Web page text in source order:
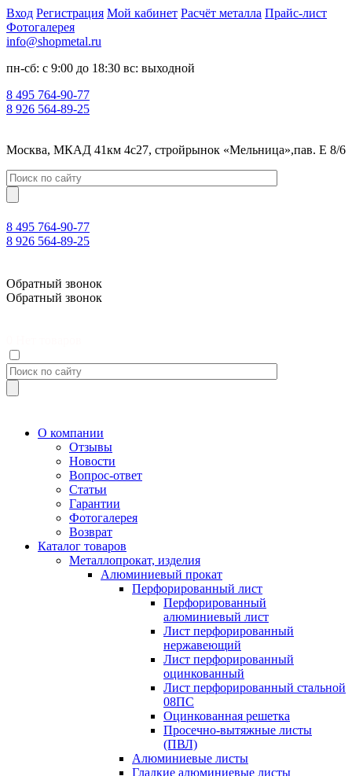
Вход Регистрация Мой кабинет Расчёт металла Прайс-лист
Фотогалерея
info@shopmetal.ru
пн-сб: с 9:00 до 18:30 вс: выходной
8 495 764-90-77
8 926 564-89-25
Москва, МКАД 41км 4с27, стройрынок «Мельница»,пав. Е 8/6
8 495 764-90-77
8 926 564-89-25
Обратный звонок
Обратный звонок
О компании
Отзывы
Новости
Вопрос-ответ
Статьи
Гарантии
Фотогалерея
Возврат
Каталог товаров
Металлопрокат, изделия
Алюминиевый прокат
Перфорированный лист
Перфорированный
алюминиевый лист
Лист перфорированный
нержавеющий
Лист перфорированный
оцинкованный
Лист перфорированный стальной
08ПС
Оцинкованная решетка
Просечно-вытяжные листы
(ПВЛ)
Алюминиевые листы
Гладкие алюминиевые листы